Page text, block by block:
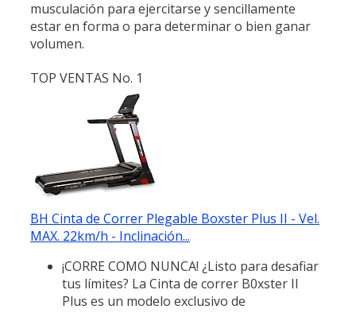
musculación para ejercitarse y sencillamente
estar en forma o para determinar o bien ganar
volumen.
TOP VENTAS No. 1
BH Cinta de Correr Plegable Boxster Plus II - Vel.
MAX. 22km/h - Inclinación...
¡CORRE COMO NUNCA! ¿Listo para desafiar
tus límites? La Cinta de correr B0xster II
Plus es un modelo exclusivo de